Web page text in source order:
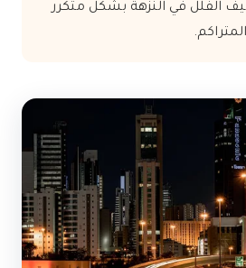
الفلل في النزهة بشكل متكرر